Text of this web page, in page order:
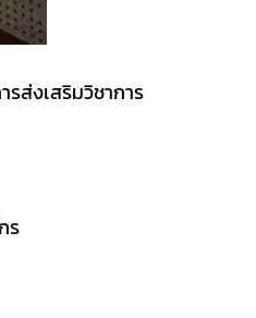
ส่งเสริมวิชาการ
ร